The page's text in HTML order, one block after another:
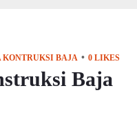
KONTRUKSI BAJA 0 LIKES
Baja